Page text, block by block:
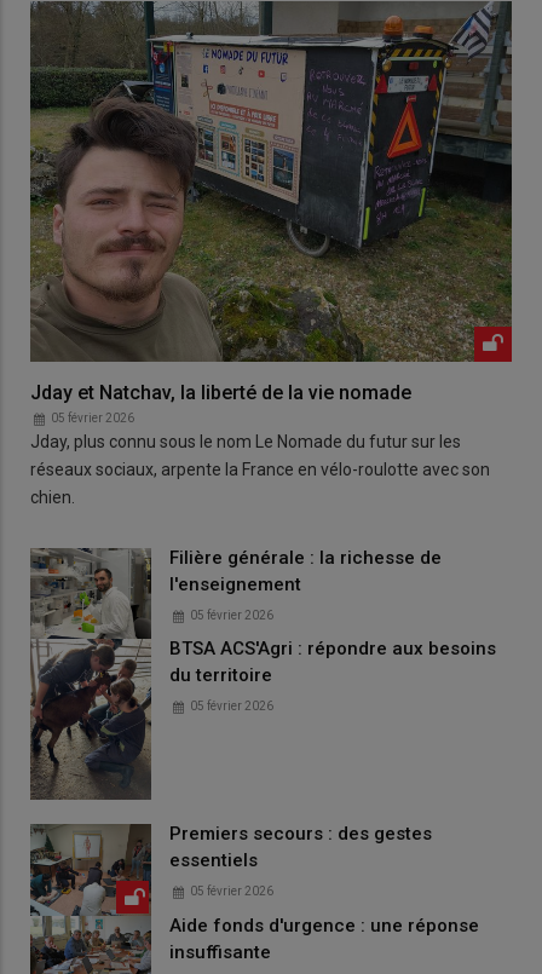
Jday et Natchav, la liberté de la vie nomade
05 février 2026
Jday, plus connu sous le nom Le Nomade du futur sur les
réseaux sociaux, arpente la France en vélo-roulotte avec son
chien.
Filière générale : la richesse de
l'enseignement
05 février 2026
BTSA ACS'Agri : répondre aux besoins
du territoire
05 février 2026
Premiers secours : des gestes
essentiels
05 février 2026
Aide fonds d'urgence : une réponse
insuffisante